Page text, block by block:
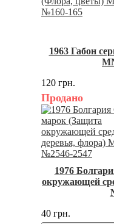
1963 Габон
120 грн.
Продано
1976
окружающей
40 грн.